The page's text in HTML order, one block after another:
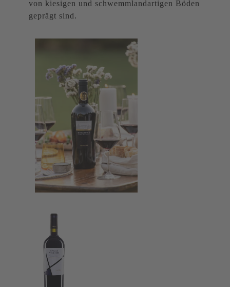
von kiesigen und schwemmlandartigen Böden
geprägt sind.